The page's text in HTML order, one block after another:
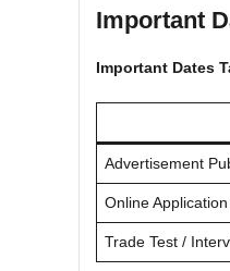
Important
Important Dates
Advertisement
Online
Trade Test /